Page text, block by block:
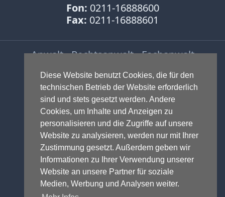
Diese Website benutzt Cookies, die für den
technischen Betrieb der Website erforderlich
sind und stets gesetzt werden. Andere
Cookies, um Inhalte und Anzeigen zu
personalisieren und die Zugriffe auf unsere
Website zu analysieren, werden nur mit Ihrer
Zustimmung gesetzt. Außerdem geben wir
Informationen zu Ihrer Verwendung unserer
Website an unsere Partner für soziale
Medien, Werbung und Analysen weiter.
Fon: 0211-16888600
Fax: 0211-16888601
Anwalt - Rechtsanwalt - Fachanwalt
Fachanwalt für IT-Recht -
Markenrecht,Wettbewerbsrecht,
Urheberrecht,IT-Recht und
Onlinerecht,E-Commerce,
Designrecht,Medienrecht &
Presserecht,Datenschutzrechtund
Glücksspielrecht-Abmahnungund
Einstweilige Verfügung
© 1999-2026 - RA Michael Terhaag,